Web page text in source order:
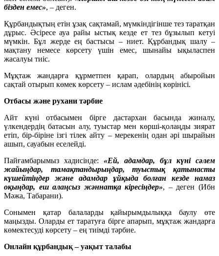
бізден емес», – деген.
Құрбандықтың етін ұзақ сақтамай, мүмкіндігінше тез таратқан
дұрыс. Әсіресе ауа райы ыстық кезде ет тез бұзылып кетуі
мүмкін. Бұл жерде ең бастысы – ниет. Құрбандық шалу –
мақтану немесе көрсету үшін емес, шынайы ықыласпен
жасалуы тиіс.
Мұқтаж жандарға құрметпен қарап, олардың абыройын
сақтай отырып көмек көрсету – ислам әдебінің көрінісі.
Отбасы және рухани тәрбие
Айт күні отбасымен бірге дастархан басында жиналу,
үлкендердің батасын алу, туыстар мен көрші-қолаңды зиярат
етіп, бір-біріне ізгі тілек айту – мерекенің одан әрі шырайын
ашып, сауабын еселейді.
Пайғамбарымыз хадисінде: «Ей, адамдар, бұл күні сәлем
жайыңдар, тамақтандырыңдар, туыстық қатынасты
күшейтіңдер және адамдар ұйқыда болған кезде намаз
оқыңдар, еш алаңсыз жәннатқа кіресіңдер», – деген (Ибн
Мәжа, Табарани).
Сонымен қатар балаларды қайырымдылыққа баулу өте
маңызды. Оларды ет таратуға бірге апарып, мұқтаж жандарға
көмектесуді көрсету – ең тиімді тәрбие.
Онлайн құрбандық – уақыт талабы